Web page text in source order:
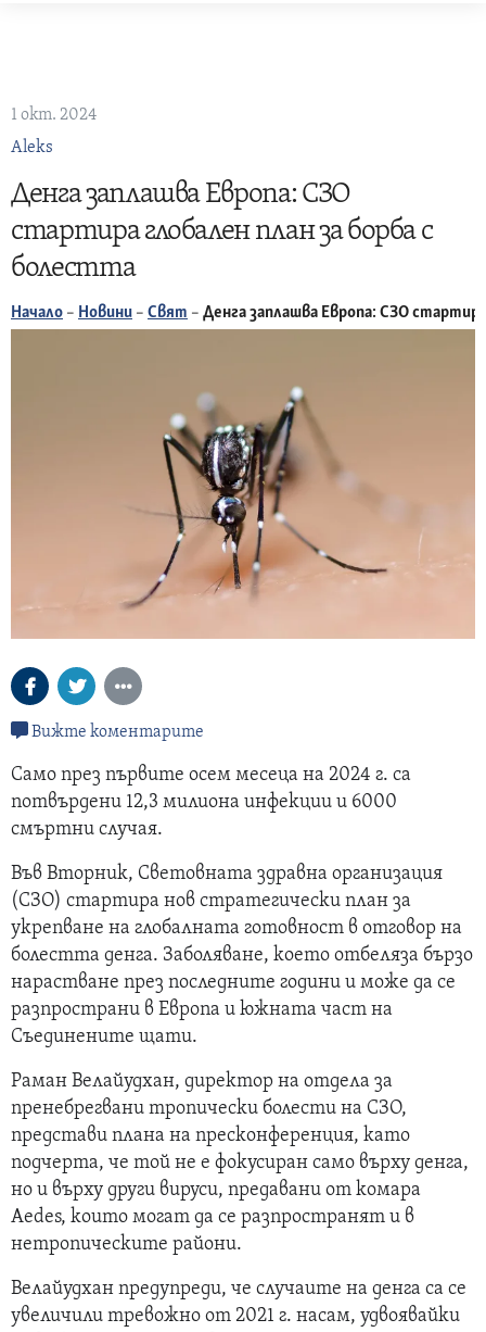
1 окт. 2024
Aleks
Денга заплашва Европа: СЗО
стартира глобален план за борба с
болестта
Начало – Новини – Свят – Денга заплашва Европа: СЗО
Вижте коментарите
Само през първите осем месеца на 2024 г. са
потвърдени 12,3 милиона инфекции и 6000
смъртни случая.
Във Вторник, Световната здравна организация
(СЗО) стартира нов стратегически план за
укрепване на глобалната готовност в отговор на
болестта денга. Заболяване, което отбеляза бързо
нарастване през последните години и може да се
разпространи в Европа и южната част на
Съединените щати.
Раман Велайудхан, директор на отдела за
пренебрегвани тропически болести на СЗО,
представи плана на пресконференция, като
подчерта, че той не е фокусиран само върху денга,
но и върху други вируси, предавани от комара
Aedes, които могат да се разпространят и в
нетропическите райони.
Велайудхан предупреди, че случаите на денга са се
увеличили тревожно от 2021 г. насам, удвоявайки